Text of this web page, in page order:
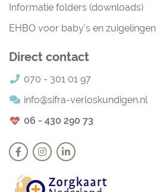
Informatie folders (downloads)
EHBO voor baby's en zuigelingen
Direct contact
070 - 301 01 97
info@sifra-verloskundigen.nl
06 - 430 290 73